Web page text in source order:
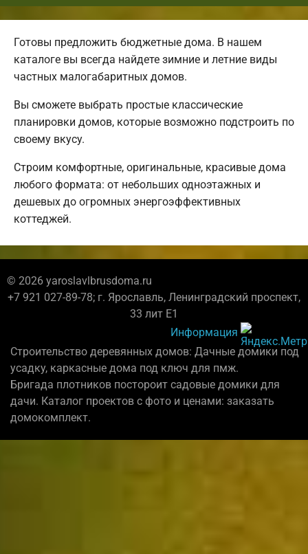
Готовы предложить бюджетные дома. В нашем
каталоге вы всегда найдете зимние и летние виды
частных малогабаритных домов.
Вы сможете выбрать простые классические
планировки домов, которые возможно подстроить по
своему вкусу.
Строим комфортные, оригинальные, красивые дома
любого формата: от небольших одноэтажных и
дешевых до огромных энергоэффективных
коттеджей.
© 2026 yaroslavlbrusdoma.ru
+7 921 027-89-78; г. Ярославль, Ленинградский проспект,
33 лит Е1
Информация
Строительство деревянных домов: Дачные домики под
усадку, каркасные дома под ключ для пмж.
Бригада плотников постороит садовые домики для
дачи. Каталог проектов с фото и ценами: заказать
домокомплект.